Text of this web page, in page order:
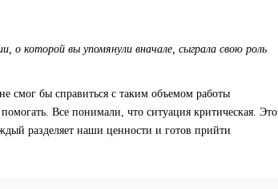
которой вы упомянули вначале, сыграла свою роль
смог бы справиться с таким объемом работы
Все понимали, что ситуация критическая. Это
разделяет наши ценности и готов прийти